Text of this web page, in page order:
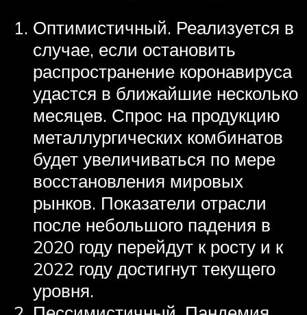
Оптимистичный. Реализуется в
случае, если остановить
распространение коронавируса
удастся в ближайшие несколько
месяцев. Спрос на продукцию
металлургических комбинатов
будет увеличиваться по мере
восстановления мировых
рынков. Показатели отрасли
после небольшого падения в
2020 году перейдут к росту и к
2022 году достигнут текущего
уровня.